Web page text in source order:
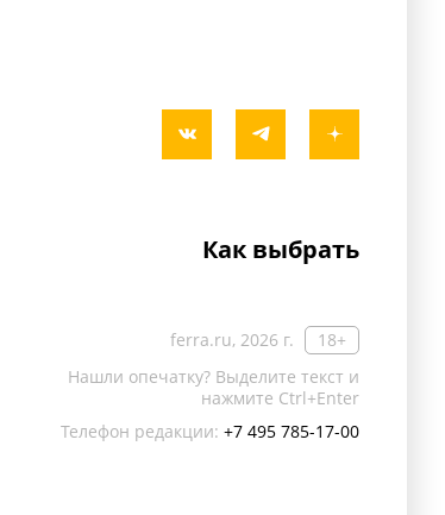
Как выбрать
ferra.ru, 2026 г.
18+
Нашли опечатку? Выделите текст и
нажмите Ctrl+Enter
Телефон редакции: +7 495 785-17-00